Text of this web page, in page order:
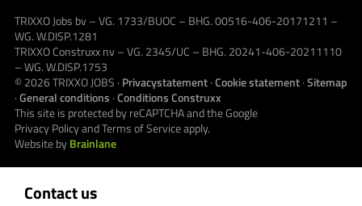
Contact us
TRIXXO Jobs bv – VG. 1733/BUOC – BHG. 00516-406-20171211 –
WG. W.DISP.1281
TRIXXO Construxx nv – VG. 2345/UC – BHG. 20241-406-20211110
– WG. W.DISP.1753
© 2026TRIXXO JOBS · Privacystatement·Cookie statement·Sitemap
·General conditions ·Conditions Construxx
This site is protected by reCAPTCHA and the Google
Privacy PolicyandTerms of Serviceapply.
Website byBrainlane